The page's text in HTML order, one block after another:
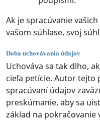
Ak je spracúvanie
vašom súhlase, svoj
Doba uchovávania údajov
Uchováva sa tak dlho,
cieľa petície. Autor tejto
spracúvaní údajov
preskúmanie, aby sa
základ na pokračovanie